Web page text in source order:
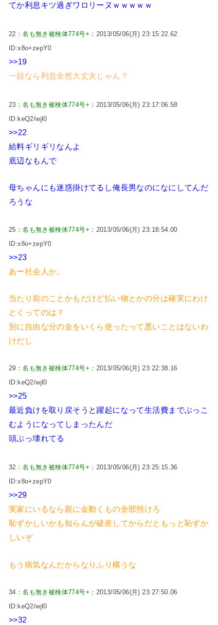
てか利息キツ過ぎワロリーヌｗｗｗｗｗ
22：名も無き被検体774号+ ：2013/05/06(月) 23:15:22.62
ID:x8o+zepY0
>>19
一括なら利息全然大丈夫じゃん？
23：名も無き被検体774号+ ：2013/05/06(月) 23:17:06.58
ID:keQ2/wjl0
>>22
給料ギリギリなんよ
底辺なもんで
母ちゃんにも迷惑掛けてるし俺長男なのになにしてんだ
ろうな
25：名も無き被検体774号+ ：2013/05/06(月) 23:18:54.00
ID:x8o+zepY0
>>23
あー社会人か。
当たり前のことかもだけど払い物とかの分は確実にわけ
とくってのは？
別に自由な分の金をいくら使ったって悪いことはないわ
けだし
29：名も無き被検体774号+ ：2013/05/06(月) 23:22:38.16
ID:keQ2/wjl0
>>25
最近負けを取り戻そうと躍起になって生活費までぶっこ
むようになってしまったんだ
頭ぶっ壊れてる
32：名も無き被検体774号+ ：2013/05/06(月) 23:25:15.36
ID:x8o+zepY0
>>29
実家にいるなら親に金動くもの全部預けろ
恥ずかしいかも知らんが破産してからだともっと恥ずか
しいぞ
もう病気なんだからなりふり構うな
34：名も無き被検体774号+ ：2013/05/06(月) 23:27:50.06
ID:keQ2/wjl0
>>32